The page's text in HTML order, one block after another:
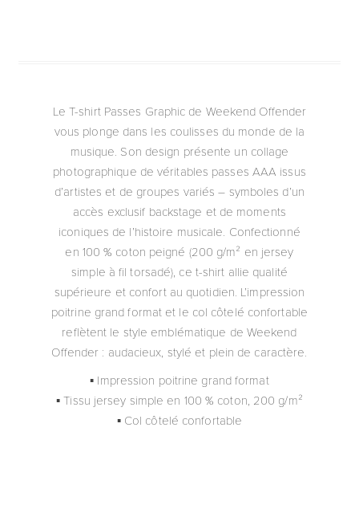
Le T-shirt Passes Graphic de Weekend Offender
vous plonge dans les coulisses du monde de la
musique. Son design présente un collage
photographique de véritables passes AAA issus
d’artistes et de groupes variés – symboles d’un
accès exclusif backstage et de moments
iconiques de l’histoire musicale. Confectionné
en 100 % coton peigné (200 g/m² en jersey
simple à fil torsadé), ce t-shirt allie qualité
supérieure et confort au quotidien. L’impression
poitrine grand format et le col côtelé confortable
reflètent le style emblématique de Weekend
Offender : audacieux, stylé et plein de caractère.
▪ Impression poitrine grand format
▪ Tissu jersey simple en 100 % coton, 200 g/m²
▪ Col côtelé confortable